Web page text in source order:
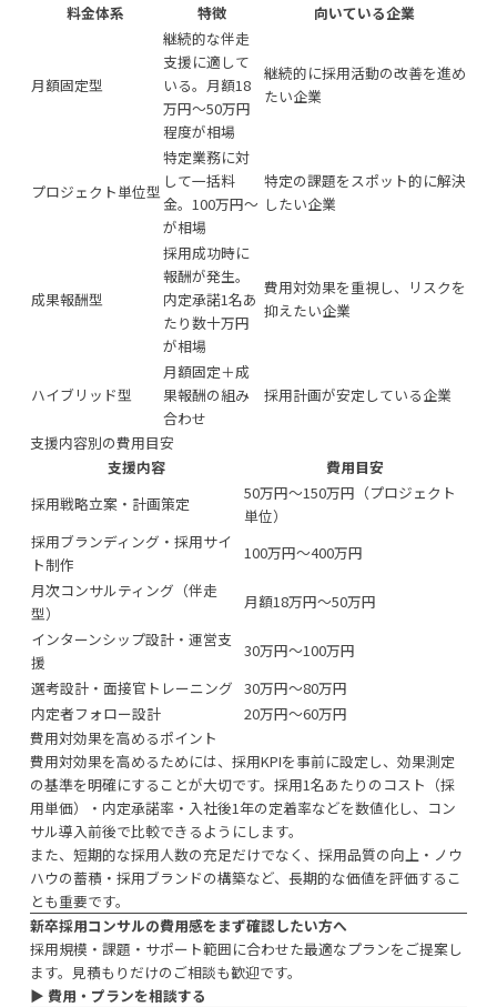
料金体系
特徴 向いている企業
月額固定型
継続的な伴走
支援に適して
いる。月額18
万円〜50万円
程度が相場
継続的に採用活動の改善を進め
たい企業
プロジェクト単位型
特定業務に対
して一括料
金。100万円〜
が相場
特定の課題をスポット的に解決
したい企業
成果報酬型
採用成功時に
報酬が発生。
内定承諾1名あ
たり数十万円
が相場
費用対効果を重視し、リスクを
抑えたい企業
ハイブリッド型
月額固定＋成
果報酬の組み
合わせ
採用計画が安定している企業
支援内容別の費用目安
支援内容
費用目安
採用戦略立案・計画策定
50万円〜150万円（プロジェクト
単位）
採用ブランディング・採用サイ
ト制作
100万円〜400万円
月次コンサルティング（伴走
型）
月額18万円〜50万円
インターンシップ設計・運営支
援
30万円〜100万円
選考設計・面接官トレーニング 30万円〜80万円
内定者フォロー設計
20万円〜60万円
費用対効果を高めるポイント
費用対効果を高めるためには、採用KPIを事前に設定し、効果測定
の基準を明確にすることが大切です。採用1名あたりのコスト（採
用単価）・内定承諾率・入社後1年の定着率などを数値化し、コン
サル導入前後で比較できるようにします。
また、短期的な採用人数の充足だけでなく、採用品質の向上・ノウ
ハウの蓄積・採用ブランドの構築など、長期的な価値を評価するこ
とも重要です。
新卒採用コンサルの費用感をまず確認したい方へ
採用規模・課題・サポート範囲に合わせた最適なプランをご提案し
ます。見積もりだけのご相談も歓迎です。
▶︎ 費用・プランを相談する